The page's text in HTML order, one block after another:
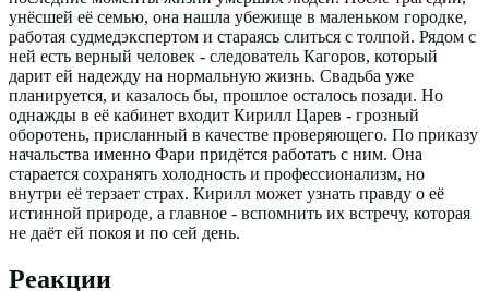
унёсшей её семью, она нашла убежище в маленьком городке,
работая судмедэкспертом и стараясь слиться с толпой. Рядом с
ней есть верный человек - следователь Кагоров, который
дарит ей надежду на нормальную жизнь. Свадьба уже
планируется, и казалось бы, прошлое осталось позади. Но
однажды в её кабинет входит Кирилл Царев - грозный
оборотень, присланный в качестве проверяющего. По приказу
начальства именно Фари придётся работать с ним. Она
старается сохранять холодность и профессионализм, но
внутри её терзает страх. Кирилл может узнать правду о её
истинной природе, а главное - вспомнить их встречу, которая
не даёт ей покоя и по сей день.
Реакции